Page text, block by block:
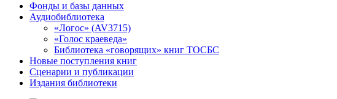
Фонды и базы данных
Аудиобиблиотека
«Логос» (AV3715)
«Голос краеведа»
Библиотека «говорящих» книг ТОСБС
Новые поступления книг
Сценарии и публикации
Издания библиотеки